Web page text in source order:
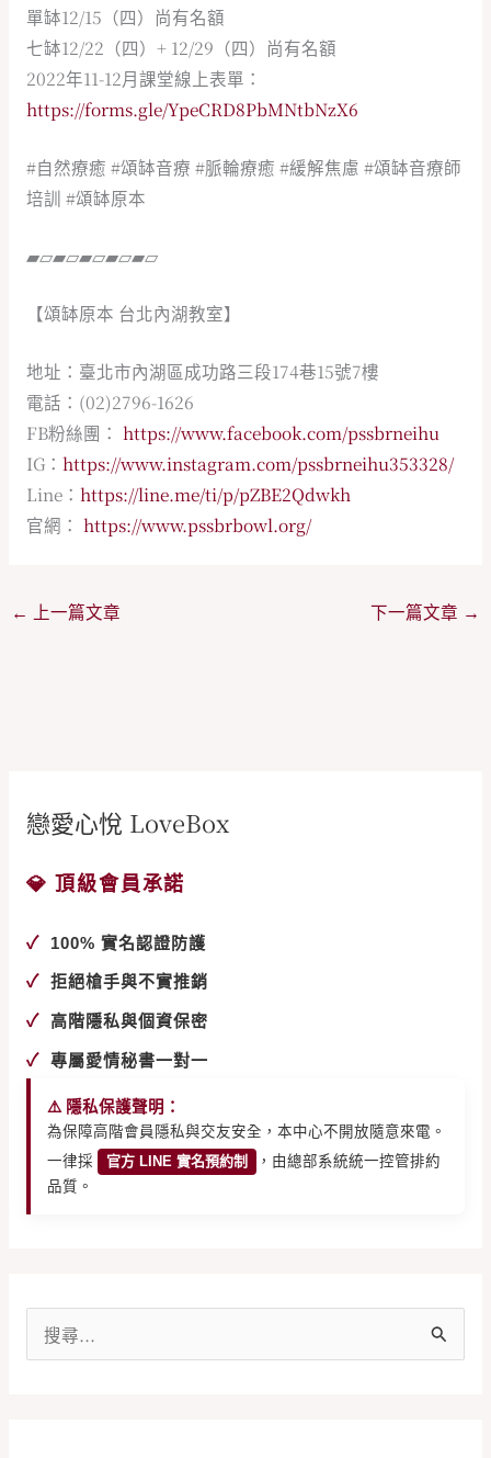
單缽12/15（四）尚有名額
七缽12/22（四）+ 12/29（四）尚有名額
2022年11-12月課堂線上表單：
https://forms.gle/YpeCRD8PbMNtbNzX6
#自然療癒 #頌缽音療 #脈輪療癒 #緩解焦慮 #頌缽音療師
培訓 #頌缽原本
▰▱▰▱▰▱▰▱▰▱
【頌缽原本 台北內湖教室】
地址：臺北市內湖區成功路三段174巷15號7樓
電話：(02)2796-1626
FB粉絲團： https://www.facebook.com/pssbrneihu
IG： https://www.instagram.com/pssbrneihu353328/
Line： https://line.me/ti/p/pZBE2Qdwkh
官網： https://www.pssbrbowl.org/
← 上一篇文章 下一篇文章 →
戀愛心悅 LoveBox
💎 頂級會員承諾
✓ 100% 實名認證防護
✓ 拒絕槍手與不實推銷
✓ 高階隱私與個資保密
✓ 專屬愛情秘書一對一
⚠️ 隱私保護聲明：
為保障高階會員隱私與交友安全，本中心不開放隨意來電。
一律採
官方 LINE 實名預約制
，由總部系統統一控管排約
品質。